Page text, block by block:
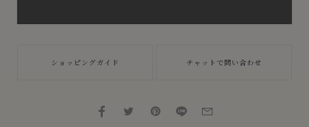
ショッピングガイド チャットで問い合わせ